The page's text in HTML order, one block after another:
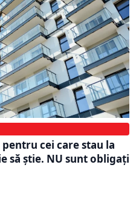
cei care stau la
să ştie. NU sunt obligaţi